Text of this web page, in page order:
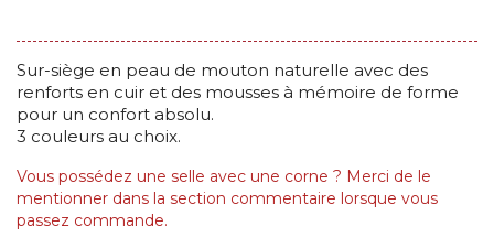
Sur-siège en peau de mouton naturelle avec des
renforts en cuir et des mousses à mémoire de forme
pour un confort absolu.
3 couleurs au choix.
Vous possédez une selle avec une corne ? Merci de le
mentionner dans la section commentaire lorsque vous
passez commande.